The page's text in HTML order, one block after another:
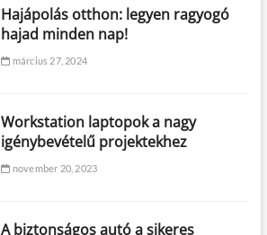
Hajápolás otthon: legyen ragyogó
hajad minden nap!
március 27, 2024
Workstation laptopok a nagy
igénybevételű projektekhez
november 20, 2023
A biztonságos autó a sikeres